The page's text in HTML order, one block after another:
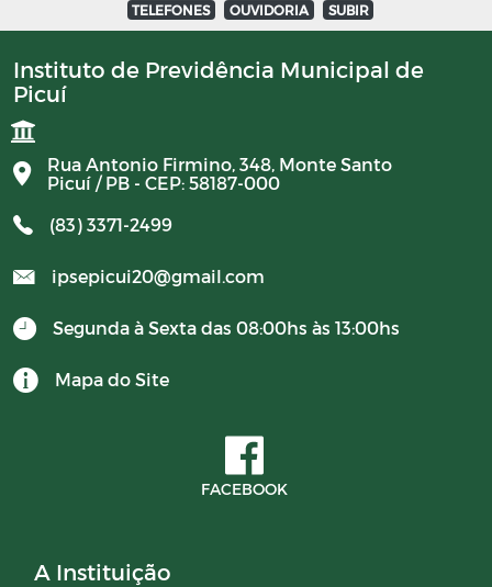
BALANCETES 2023
BALANCETES 2024
COMITE DE INVESTIMENTO 2023
COMITER DE INVESTIMENTO 2024
RESUMO GERAL DA PREVIDENCIA 2024
BALANCETES 2025
TELEFONES OUVIDORIA SUBIR
Instituto de Previdência Municipal de
Picuí
Rua Antonio Firmino, 348, Monte Santo
Picuí / PB - CEP: 58187-000
(83) 3371-2499
ipsepicui20@gmail.com
Segunda à Sexta das 08:00hs às 13:00hs
Mapa do Site
FACEBOOK
A Instituição